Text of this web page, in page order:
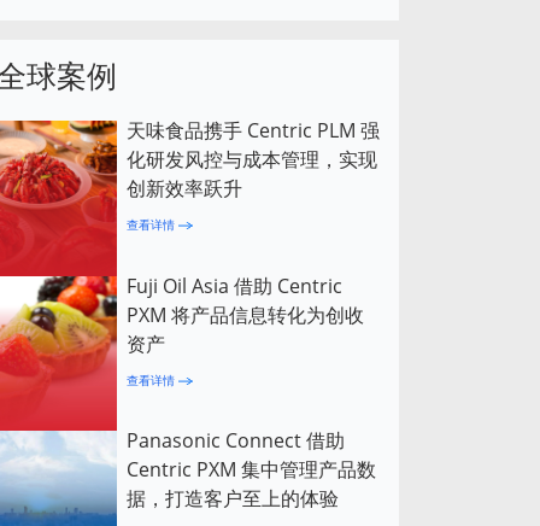
球案例
天味食品携手 Centric PLM 强
化研发风控与成本管理，实现
创新效率跃升
查看详情
Fuji Oil Asia 借助 Centric
PXM 将产品信息转化为创收
资产
查看详情
Panasonic Connect 借助
Centric PXM 集中管理产品数
据，打造客户至上的体验